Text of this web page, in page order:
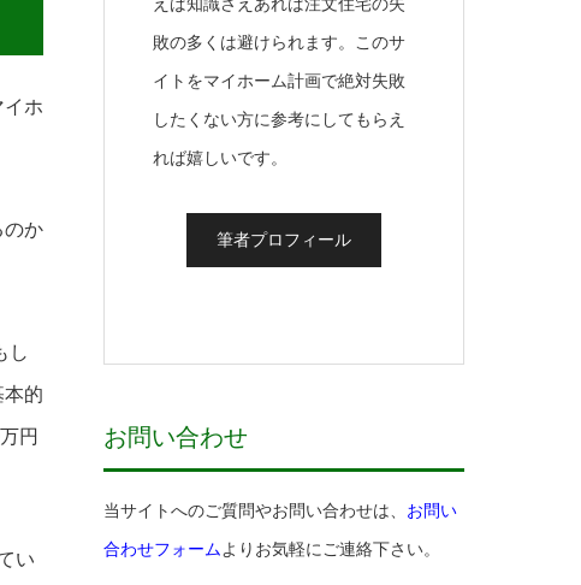
ホ
のか
し
的
円
い
敗の多くは避けられます。このサ
イトをマイホーム計画で絶対失敗
したくない方に参考にしてもらえ
れば嬉しいです。
筆者プロフィール
お問い合わせ
当サイトへのご質問やお問い合わせは、 お問い
合わせフォームよりお気軽にご連絡下さい。